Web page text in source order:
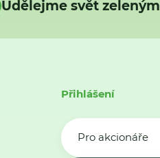
Udělejme svět zeleným
Přihlášení
Pro akcionáře